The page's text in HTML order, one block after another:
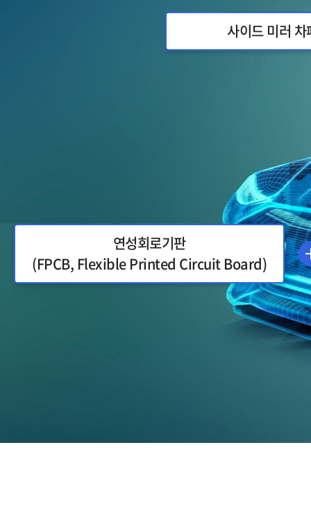
사이드 미러 차
연성회로기판
(FPCB, Flexible Printed Circuit Board)